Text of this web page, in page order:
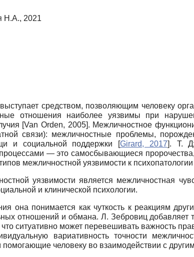
Н.А., 2021
средством, позволяющим человеку
отношения наиболее уязвимы при
[Van Orden, 2005]. Межличностное
связи): межличностные проблемы,
и социальной поддержки
[Girard, 2017]. Т.
— это самосбывающиеся
межличностной уязвимости к психопатологии
уязвимости является межличностная
и клинической психологии.
она понимается как чуткость к реакциям
отношений и обмана. Л. Зебровиц добавляет
ситуативно может перевешивать важность
вариативность точности
человеку во взаимодействии с